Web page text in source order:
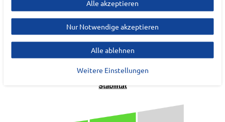
Alle akzeptieren
Nur Notwendige akzeptieren
Alle ablehnen
Weitere Einstellungen